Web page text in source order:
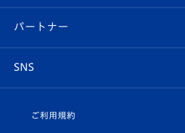
メディア
ホームタウン
マスコット紹介
ヴィヴィくんの長崎おもてなしガイド
スタジアムグルメ
V-LOVERS（ファンクラブ）
プレイヤーズスイート
店舗情報
育成からのお知らせ
U-18
パートナー
SNS
ご利用規約